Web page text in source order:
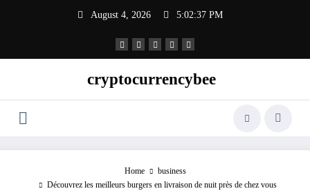
August 4, 2026 5:02:37 PM
cryptocurrencybee
Home
business
Découvrez les meilleurs burgers en livraison de nuit près de chez vous